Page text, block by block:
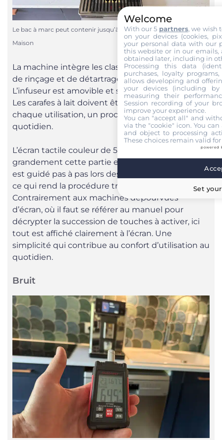
Le bac à marc peut contenir jusqu’à 14 galettes de café. © Labo
Maison
La machine intègre les classiques programmes
de rinçage et de détartrage automatique.
L’infuseur est amovible et se nettoie facilement.
Les carafes à lait doivent être rincées après
chaque utilisation, un processus simple mais
quotidien.
L’écran tactile couleur de 5 pouces facilite
grandement cette partie entretien. L’utilisateur
est guidé pas à pas lors des cycles de nettoyage,
ce qui rend la procédure très intuitive.
Contrairement aux machines dépourvues
d’écran, où il faut se référer au manuel pour
décrypter la succession de touches à activer, ici
tout est affiché clairement à l’écran. Une
simplicité qui contribue au confort d’utilisation au
quotidien.
Bruit
Welcome
With our 5 partners, we wish
on your devices (cookies,
your personal data with our
this website or in our emails,
obtained later, including in
Processing this data
purchases, loyalty
allows developing and
your devices (including
measuring their
Session recording of your
improve your experience.
You can "accept all" and
via the "cookie" icon. You
and object to processing
These choices remain valid
powered
Set